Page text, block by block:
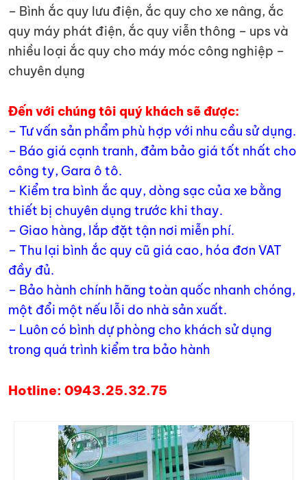
– Bình ắc quy lưu điện, ắc quy cho xe nâng, ắc
quy máy phát điện, ắc quy viễn thông – ups và
nhiều loại ắc quy cho máy móc công nghiệp –
chuyên dụng
Đến với chúng tôi quý khách sẽ được:
– Tư vấn sản phẩm phù hợp với nhu cầu sử dụng.
– Báo giá cạnh tranh, đảm bảo giá tốt nhất cho
công ty, Gara ô tô.
– Kiểm tra bình ắc quy, dòng sạc của xe bằng
thiết bị chuyên dụng trước khi thay.
– Giao hàng, lắp đặt tận nơi miễn phí.
– Thu lại bình ắc quy cũ giá cao, hóa đơn VAT
đầy đủ.
– Bảo hành chính hãng toàn quốc nhanh chóng,
một đổi một nếu lỗi do nhà sản xuất.
– Luôn có bình dự phòng cho khách sử dụng
trong quá trình kiểm tra bảo hành
Hotline: 0943.25.32.75